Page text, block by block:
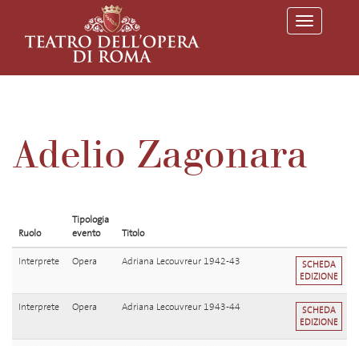
T
o
l
a
Adelio Zagonara
Ruolo
Tipologia
evento
Titolo
Interprete Opera Adriana Lecouvreur 1942-43
SCHEDA
EDIZIONE
Interprete Opera Adriana Lecouvreur 1943-44
SCHEDA
EDIZIONE